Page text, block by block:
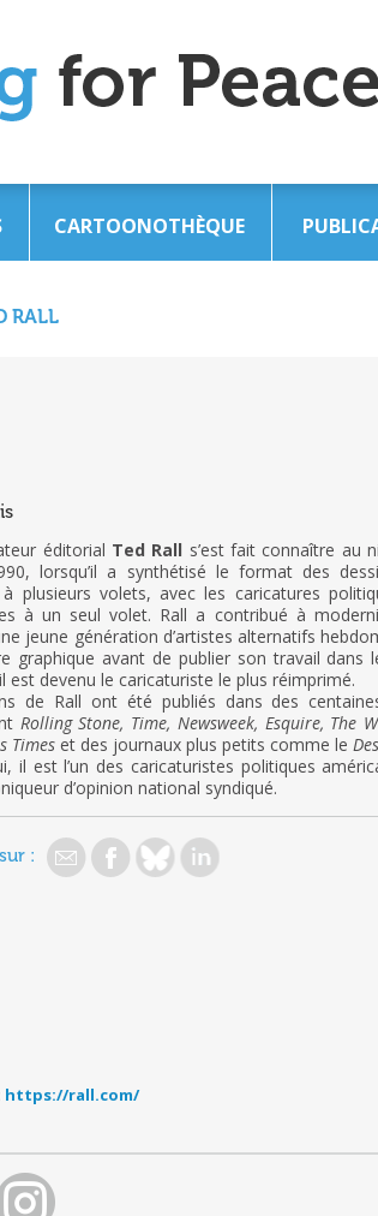
CARTOONOTHÈQUE
RALL
éditorial Ted Rall s’est fait connaître au
lorsqu’il a synthétisé le format des
à plusieurs volets, avec les caricatures
à un seul volet. Rall a contribué à
jeune génération d’artistes alternatifs
graphique avant de publier son travail
est devenu le caricaturiste le plus réimprimé.
de Rall ont été publiés dans des
Rolling Stone, Time, Newsweek, Esquire, The
Times et des journaux plus petits comme le
il est l’un des caricaturistes politiques
d’opinion national syndiqué.
:
https://rall.com/